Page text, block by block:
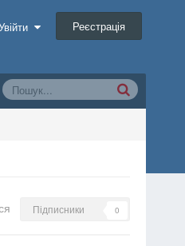
Реєстрація
Підписники 0